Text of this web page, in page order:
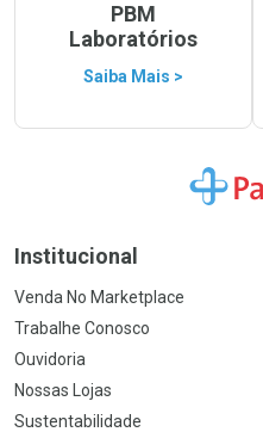
PBM
Laboratórios
Saiba Mais >
Ir para a
Institucional
Venda No Marketplace
Trabalhe Conosco
Ouvidoria
Nossas Lojas
Sustentabilidade